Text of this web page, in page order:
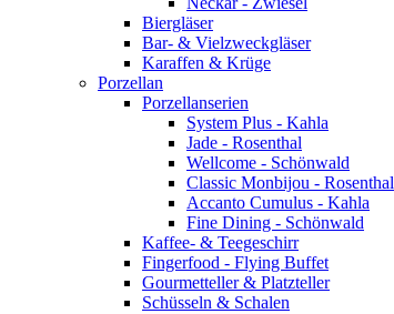
Biergläser
Bar- & Vielzweckgläser
Karaffen & Krüge
Porzellan
Porzellanserien
System Plus - Kahla
Jade - Rosenthal
Wellcome - Schönwald
Classic Monbijou - Rosenthal
Accanto Cumulus - Kahla
Fine Dining - Schönwald
Kaffee- & Teegeschirr
Fingerfood - Flying Buffet
Gourmetteller & Platzteller
Schüsseln & Schalen